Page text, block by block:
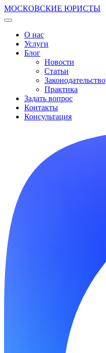
МОСКОВСКИЕ ЮРИСТЫ
О нас
Услуги
Блог
Новости
Статьи
Законодательство
Практика
Задать вопрос
Контакты
Консультация